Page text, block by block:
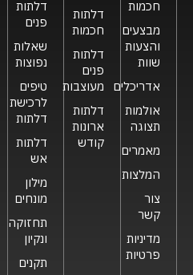
חכמות
מבצעים
והצעות
שוות
אדריכלים
אולמות
תצוגה
מאמרים
המלצות
צור
קשר
מדיניות
פרטיות
דלתות
חכמות
דלתות
פנים
מעוצבות
דלתות
ארונות
קודש
דלתות
פנים
שאלות
נפוצות
טיפים
לרכישת
דלתות
דלתות
אש
מילון
מונחים
תחזוקה
ונקיון
תקנים